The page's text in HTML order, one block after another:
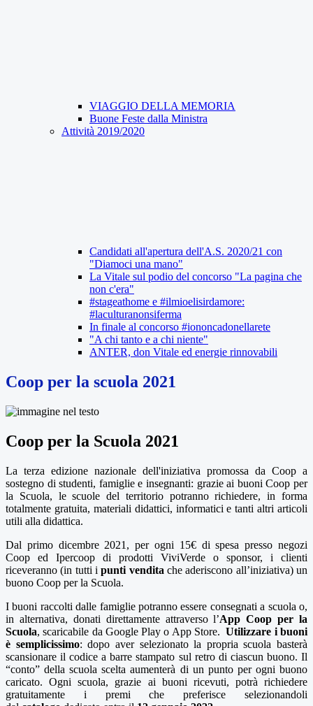
VIAGGIO DELLA MEMORIA
Buone Feste dalla Ministra
Attività 2019/2020
Candidati all'apertura dell'A.S. 2020/21 con
"Diamoci una mano"
La Vitale sul podio del concorso "La pagina che
non c'era"
#stageathome e #ilmioelisirdamore:
#laculturanonsiferma
In finale al concorso #iononcadonellarete
"A chi tanto e a chi niente"
ANTER, don Vitale ed energie rinnovabili
Coop per la scuola 2021
Coop per la Scuola 2021
La terza edizione nazionale dell'iniziativa promossa da Coop a
sostegno di studenti, famiglie e insegnanti: grazie ai buoni Coop per
la Scuola, le scuole del territorio potranno richiedere, in forma
totalmente gratuita, materiali didattici, informatici e tanti altri articoli
utili alla didattica.
Dal primo dicembre 2021, per ogni 15€ di spesa presso negozi
Coop ed Ipercoop di prodotti ViviVerde o sponsor, i clienti
riceveranno (in tutti ipunti venditache aderiscono all’iniziativa) un
buono Coop per la Scuola.
I buoni raccolti dalle famiglie potranno essere consegnati a scuola o,
in alternativa, donati direttamente attraverso l’App Coop per la
Scuola, scaricabile da Google Play o App Store.Utilizzare i buoni
è semplicissimo: dopo aver selezionato la propria scuola basterà
scansionare il codice a barre stampato sul retro di ciascun buono. Il
“conto” della scuola scelta aumenterà di un punto per ogni buono
caricato. Ogni scuola, grazie ai buoni ricevuti, potrà richiedere
gratuitamente i premi che preferisce selezionandoli